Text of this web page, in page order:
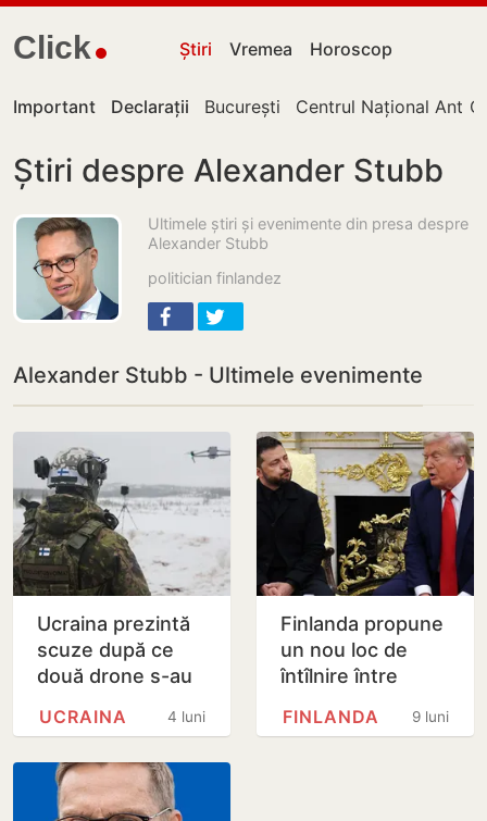
Click Știri Vremea Horoscop
Important Declarații București Centrul Național
Știri despre Alexander Stubb
Ultimele știri și evenimente din presa despre
Alexander Stubb
politician finlandez
Alexander Stubb - Ultimele evenimente
Ucraina prezintă
scuze după ce
două drone s-au
Finlanda
4 luni
UCRAINA
Finlanda propune
un nou loc de
întîlnire între
9 luni
FINLANDA